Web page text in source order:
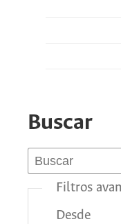
Buscar
Filtros
Desde